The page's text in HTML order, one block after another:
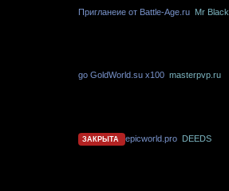
Пригланеие от Battle-Age.ru Mr Black
go GoldWorld.su x100 masterpvp.ru
ЗАКРЫТА epicworld.pro DEEDS